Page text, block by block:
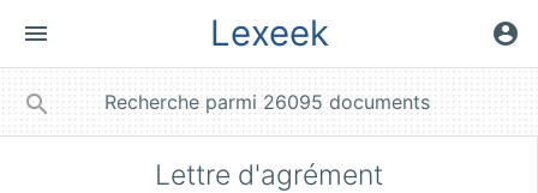
menu Lexeek account_circle
search
Lettre d'agrément